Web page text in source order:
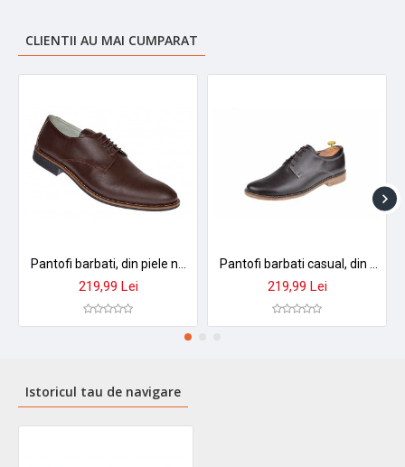
CLIENTII AU MAI CUMPARAT
219,99 Lei 219,99 Lei
Istoricul tau de navigare